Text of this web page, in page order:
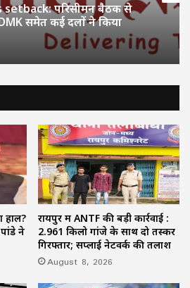
setback: परिसीमन बैठक से
समेत कई दलों ने किया
हाल?
ने
रायपुर में ANTF की बड़ी कार्रवाई :
2.961 किलो गांजे के साथ दो तस्कर
गिरफ्तार; सप्लाई नेटवर्क की तलाश
August 8, 2026